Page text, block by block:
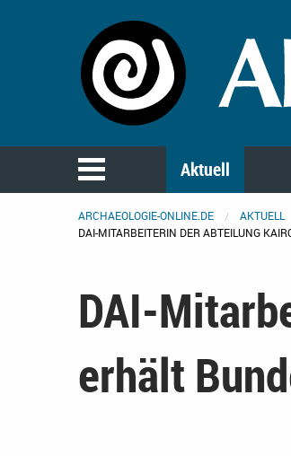
Aktuell
ARCHAEOLOGIE-ONLINE.DE AKTUELL
DAI-MITARBEITERIN DER ABTEILUNG
DAI-
erhält